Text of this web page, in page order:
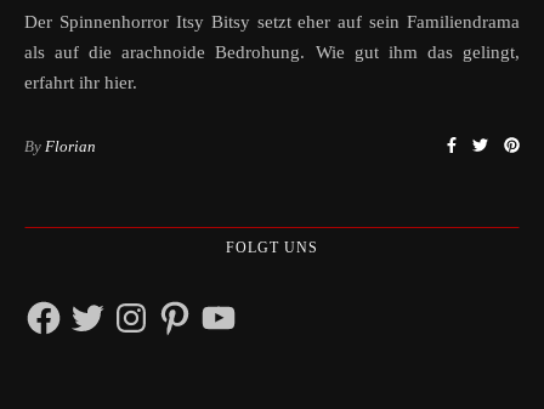
Der Spinnenhorror Itsy Bitsy setzt eher auf sein Familiendrama
als auf die arachnoide Bedrohung. Wie gut ihm das gelingt,
erfahrt ihr hier.
By Florian
FOLGT UNS
FacebookTwitterInstagramPinterestYouTube